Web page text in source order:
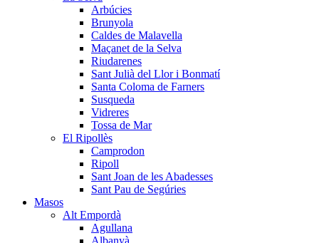
Arbúcies
Brunyola
Caldes de Malavella
Maçanet de la Selva
Riudarenes
Sant Julià del Llor i Bonmatí
Santa Coloma de Farners
Susqueda
Vidreres
Tossa de Mar
El Ripollès
Camprodon
Ripoll
Sant Joan de les Abadesses
Sant Pau de Segúries
Masos
Alt Empordà
Agullana
Albanyà